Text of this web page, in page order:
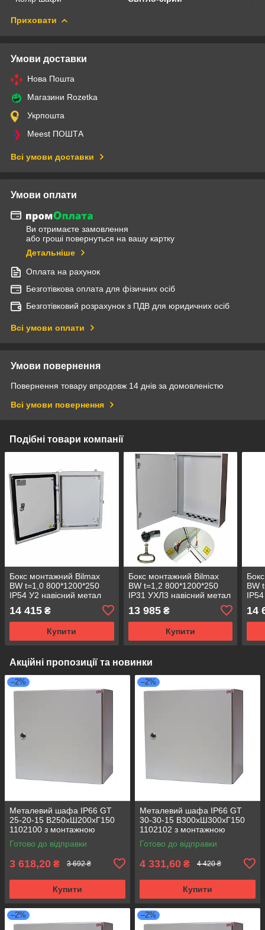
Приховати
Умови доставки
Нова Пошта
Магазини Rozetka
Укрпошта
Meest ПОШТА
Всі умови доставки
Умови оплати
Ви отримаєте замовлення
або гроші повернуться на вашу картку
Детальніше
Оплата на рахунок
Безготівкова оплата для фізичних осіб
Безготівковий розрахунок з ПДВ для юридичних осіб
Всі умови оплати
Умови повернення
Повернення товару впродовж 14 днів за домовленістю
Всі умови повернення
Подібні товари компанії
Бокс монтажний Bilmax
BW t=1,0 800*1200*250
IP54 У2 навісний метал
замок с лючком (металева
шафа)
14 415 ₴
Купити
Бокс монтажний Bilmax
BW t=1,2 800*1200*250
IP31 УХЛ3 навісний метал
(металева шафа)
13 985₴
Купити
BW
14
Акційні пропозиції та новинки
–2%
Металевий шафа IP66 GT
25-20-15 В250хШ200хГ150
1102100 з монтажною
панеллю (розподільчий, 1
замок)
Готово до відправки
3 618,20 ₴ 3 692 ₴
Купити
–2%
Металевий шафа IP66 GT
30-30-15 В300хШ300хГ150
1102102 з монтажною
панеллю (розподільчий, 1
замок)
Готово до відправки
4 331,60 ₴ 4 420 ₴
Купити
–2% –2%